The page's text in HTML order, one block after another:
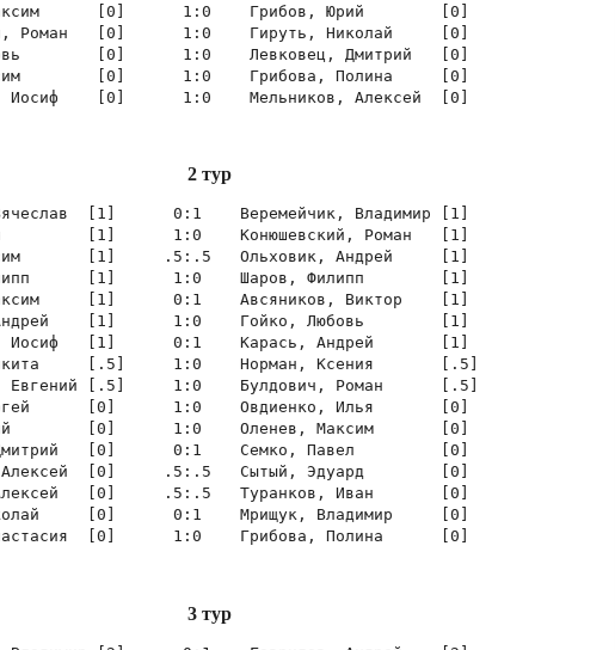
[0]      1:0    Грибов, Юрий        [0]
Роман   [0]      1:0    Гируть, Николай     [0]
[0]      1:0    Левковец, Дмитрий   [0]
[0]      1:0    Грибова, Полина     [0]
Иосиф    [0]      1:0    Мельников, Алексей  [0]
2 тур
[1]      0:1    Веремейчик, Владимир [1]
[1]      1:0    Конюшевский, Роман   [1]
[1]     .5:.5   Ольховик, Андрей     [1]
[1]      1:0    Шаров, Филипп        [1]
[1]      0:1    Авсяников, Виктор    [1]
[1]      1:0    Гойко, Любовь        [1]
Иосиф   [1]      0:1    Карась, Андрей       [1]
[.5]     1:0    Норман, Ксения       [.5]
Евгений [.5]     1:0    Булдович, Роман      [.5]
[0]      1:0    Овдиенко, Илья       [0]
[0]      1:0    Оленев, Максим       [0]
[0]      0:1    Семко, Павел         [0]
[0]     .5:.5   Сытый, Эдуард        [0]
[0]     .5:.5   Туранков, Иван       [0]
[0]      0:1    Мрищук, Владимир     [0]
[0]      1:0    Грибова, Полина      [0]
3 тур